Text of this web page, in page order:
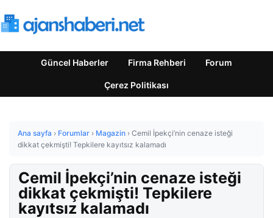
Güncel Haberler Firma Rehberi Forum
Çerez Politikası
Ana sayfa › Forumlar › Magazin › Cemil İpekçi’nin cenaze isteği
dikkat çekmişti! Tepkilere kayıtsız kalamadı
Cemil İpekçi’nin cenaze isteği
dikkat çekmişti! Tepkilere
kayıtsız kalamadı